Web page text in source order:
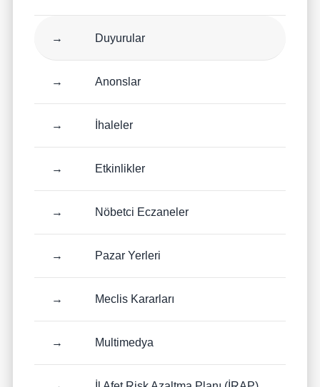
→ Duyurular
→ Anonslar
→ İhaleler
→ Etkinlikler
→ Nöbetci Eczaneler
→ Pazar Yerleri
→ Meclis Kararları
→ Multimedya